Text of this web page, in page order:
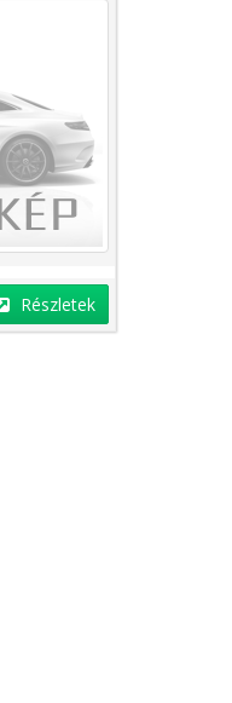
Részletek